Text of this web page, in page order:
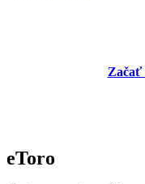
Začať
eToro